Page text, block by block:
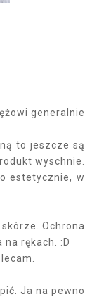
generalnie
to jeszcze są
wyschnie.
estetycznie, w
Ochrona
rękach. :D
Ja na pewno